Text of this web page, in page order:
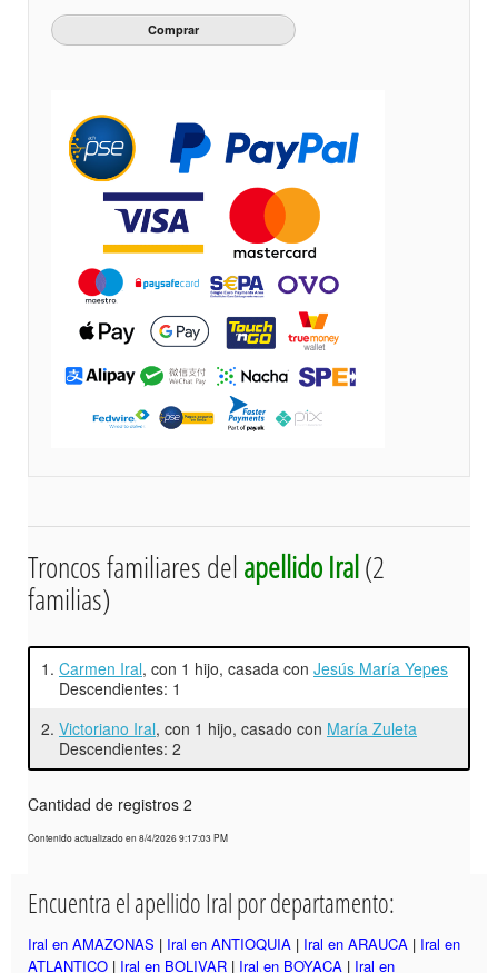
Troncos familiares delapellido Iral(2
familias)
1. Carmen Iral, con 1 hijo, casada con Jesús María Yepes
Descendientes: 1
2. Victoriano Iral, con 1 hijo, casado con María Zuleta
Descendientes: 2
Cantidad de registros 2
Contenido actualizado en 8/4/2026 9:17:03 PM
Encuentra el apellido Iral por departamento:
Iral en AMAZONAS | Iral en ANTIOQUIA | Iral en ARAUCA | Iral en
ATLANTICO | Iral en BOLIVAR | Iral en BOYACA | Iral en